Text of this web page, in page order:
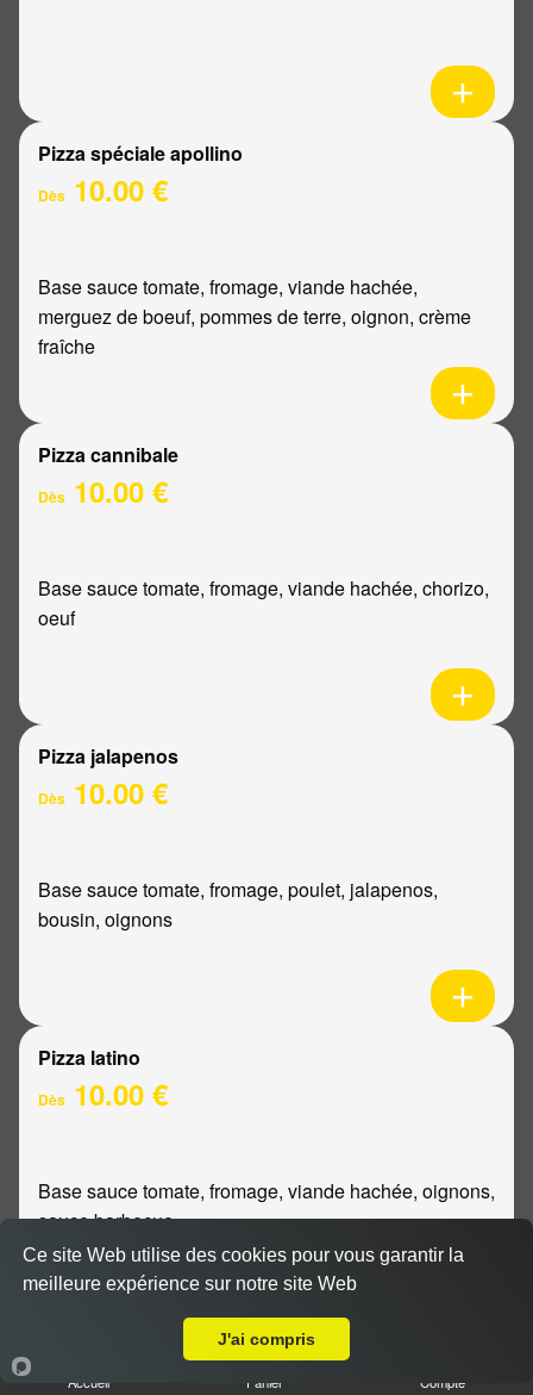
Pizza spéciale apollino
Dès 10.00 €
Base sauce tomate, fromage, viande hachée,
merguez de boeuf, pommes de terre, oignon, crème
fraîche
Pizza cannibale
Dès 10.00 €
Base sauce tomate, fromage, viande hachée, chorizo,
oeuf
Pizza jalapenos
Dès 10.00 €
Base sauce tomate, fromage, poulet, jalapenos,
bousin, oignons
Pizza latino
Dès 10.00 €
Base sauce tomate, fromage, viande hachée, oignons,
sauce barbecue
Accueil Panier Compte
Ce site Web utilise des cookies pour vous garantir la
meilleure expérience sur notre site Web
J'ai compris